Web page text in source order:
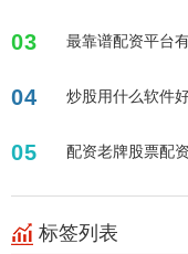
03 最靠谱配资平台
04 炒股用什么软件
05 配资老牌股票配
标签列表